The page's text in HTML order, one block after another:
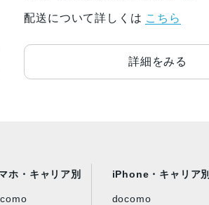
配送について詳しくは こちら
詳細をみる
ホ・キャリア別 iPhone・キャリア別
docomo